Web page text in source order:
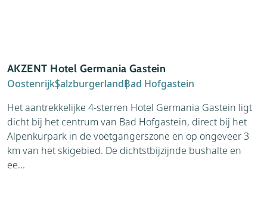
AKZENT Hotel Germania Gastein
OostenrijkSalzburgerlandBad Hofgastein
Het aantrekkelijke 4-sterren Hotel Germania Gastein ligt
dicht bij het centrum van Bad Hofgastein, direct bij het
Alpenkurpark in de voetgangerszone en op ongeveer 3
km van het skigebied. De dichtstbijzijnde bushalte en
ee...